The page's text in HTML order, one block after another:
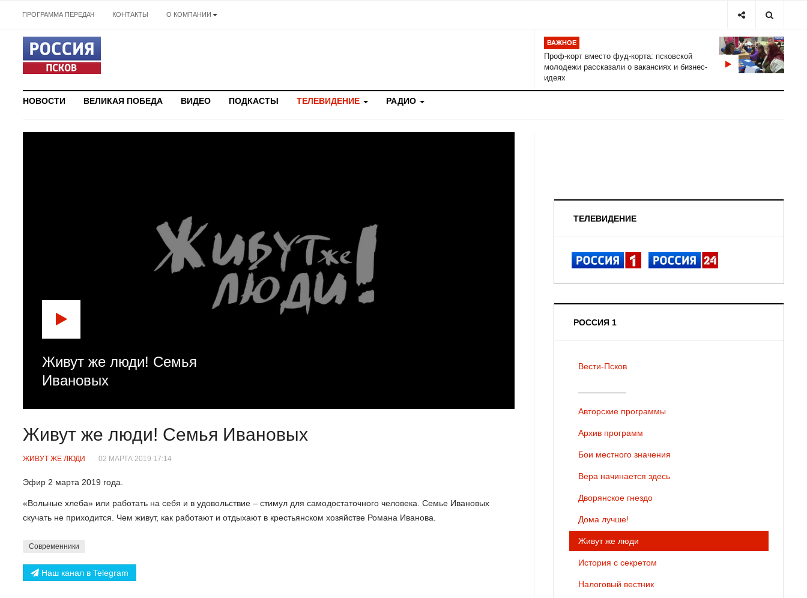
ПРОГРАММА ПЕРЕДАЧ КОНТАКТЫ О КОМПАНИИ
ВАЖНОЕ
Проф-корт вместо фуд-корта: псковской
молодежи рассказали о вакансиях и бизнес-
идеях
НОВОСТИ ВЕЛИКАЯ ПОБЕДА ВИДЕО ПОДКАСТЫ ТЕЛЕВИДЕНИЕ РАДИО
Живут же люди! Семья
Ивановых
Живут же люди! Семья Ивановых
ЖИВУТ ЖЕ ЛЮДИ 02 МАРТА 2019 17:14
Эфир 2 марта 2019 года.
«Вольные хлеба» или работать на себя и в удовольствие – стимул для самодостаточного человека. Семье Ивановых
скучать не приходится. Чем живут, как работают и отдыхают в крестьянском хозяйстве Романа Иванова.
Современники
Наш канал в Telegram
ТЕЛЕВИДЕНИЕ
РОССИЯ 1
Вести-Псков
Авторские программы
Архив программ
Бои местного значения
Вера начинается здесь
Дворянское гнездо
Дома лучше!
Живут же люди
История с секретом
Налоговый вестник